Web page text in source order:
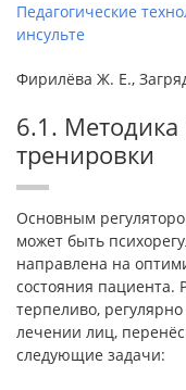
Педагогические
инсульте
Фирилёва Ж. Е.,
6.1.
тренировки
Основным
может быть
направлена на
состояния пациента.
терпеливо,
лечении лиц,
следующие задачи: